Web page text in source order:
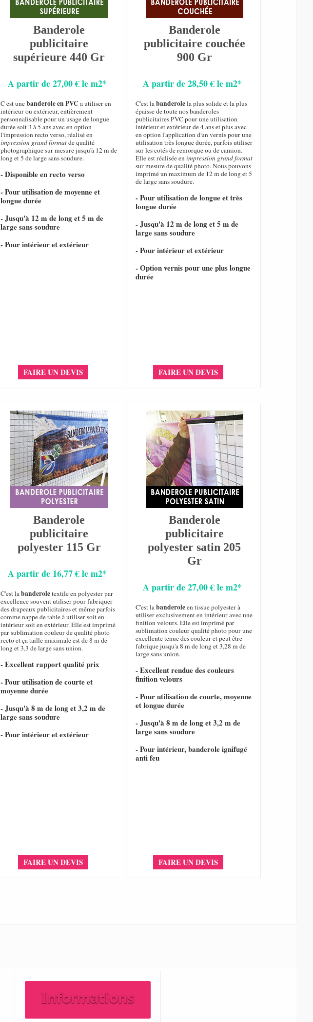
Banderole
publicitaire
supérieure 440 Gr
A partir de 27,00 € le m2*
C est unebanderole en PVC a utiliser en
intérieur ou extérieur, entièrement
personnalisable pour un usage de longue
durée soit 3 à 5 ans avec en option
l'impression recto verso, réalisé en
impression grand formatde qualité
photographique sur mesure jusqu'à 12 m de
long et 5 de large sans soudure.
- Disponible en recto verso
- Pour utilisation de moyenne et
longue durée
- Jusqu'à 12 m de long et 5 m de
large sans soudure
- Pour intérieur et extérieur
FAIRE UN DEVIS
Banderole
publicitaire couchée
900 Gr
A partir de 28,50 € le m2*
C'est labanderolela plus solide et la plus
épaisse de toute nos banderoles
publicitaires PVC pour une utilisation
intérieur et extérieur de 4 ans et plus avec
en option l'application d'un vernis pour une
utilisation très longue durée, parfois utiliser
sur les cotés de remorque ou de camion.
Elle est réalisée enimpression grand format
sur mesure de qualité photo. Nous pouvons
imprimé un maximum de 12 m de long et 5
de large sans soudure.
- Pour utilisation de longue et très
longue durée
- Jusqu'à 12 m de long et 5 m de
large sans soudure
- Pour intérieur et extérieur
- Option vernis pour une plus longue
durée
FAIRE UN DEVIS
Banderole
publicitaire
polyester 115 Gr
A partir de 16,77 € le m2*
C'est labanderoletextile en polyester par
excellence souvent utiliser pour fabriquer
des drapeaux publicitaires et même parfois
comme nappe de table à utiliser soit en
intérieur soit en extérieur. Elle est imprimé
par sublimation couleur de qualité photo
recto et ça taille maximale est de 8 m de
long et 3,3 de large sans union.
- Excellent rapport qualité prix
- Pour utilisation de courte et
moyenne durée
- Jusqu'à 8 m de long et 3,2 m de
large sans soudure
- Pour intérieur et extérieur
FAIRE UN DEVIS
Banderole
publicitaire
polyester satin 205
Gr
A partir de 27,00 € le m2*
C'est labanderoleen tissue polyester à
utiliser exclusivement en intérieur avec une
finition velours. Elle est imprimé par
sublimation couleur qualité photo pour une
excellente tenue des couleur et peut être
fabrique jusqu'a 8 m de long et 3,28 m de
large sans union.
- Excellent rendue des couleurs
finition velours
- Pour utilisation de courte, moyenne
et longue durée
- Jusqu'à 8 m de long et 3,2 m de
large sans soudure
- Pour intérieur, banderole ignifugé
anti feu
FAIRE UN DEVIS
Informations